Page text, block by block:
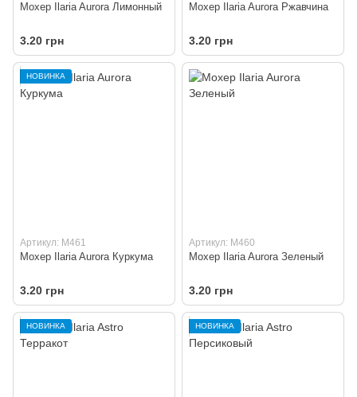
Мохер Ilaria Aurora Лимонный
3.20 грн
Мохер Ilaria Aurora Ржавчина
3.20 грн
НОВИНКА
Артикул: M461
Мохер Ilaria Aurora Куркума
3.20 грн
Артикул: M460
Мохер Ilaria Aurora Зеленый
3.20 грн
НОВИНКА НОВИНКА